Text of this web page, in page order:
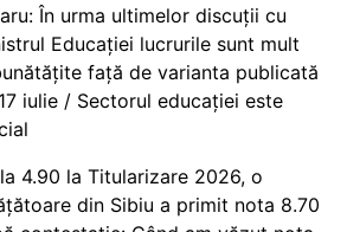
În urma ultimelor discuții cu
Educației lucrurile sunt mult
față de varianta publicată
iulie / Sectorul educației este
4.90 la Titularizare 2026, o
din Sibiu a primit nota 8.70